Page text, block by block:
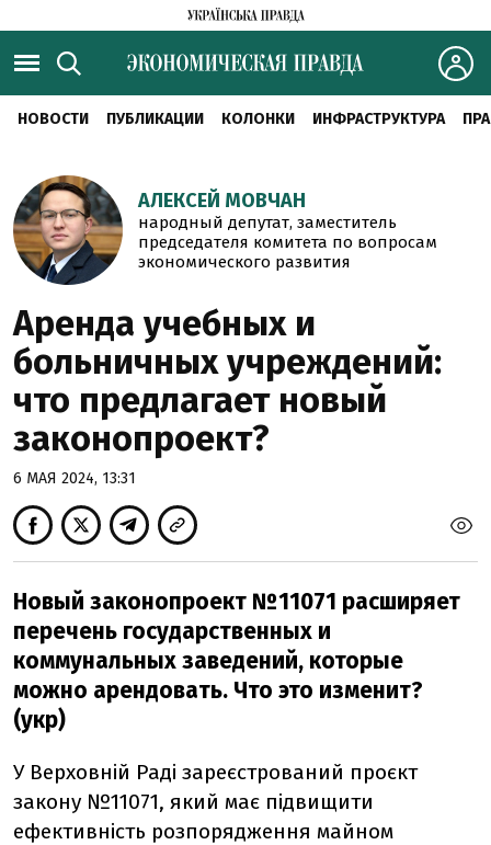
НОВОСТИ ПУБЛИКАЦИИ КОЛОНКИ ИНФРАСТРУКТУРА
АЛЕКСЕЙ МОВЧАН
народный депутат, заместитель
председателя комитета по вопросам
экономического развития
Аренда учебных и
больничных учреждений:
что предлагает новый
законопроект?
6 МАЯ 2024, 13:31
Новый законопроект №11071 расширяет
перечень государственных и
коммунальных заведений, которые
можно арендовать. Что это изменит?
(укр)
У Верховній Раді зареєстрований проєкт
закону №11071, який має підвищити
ефективність розпорядження майном